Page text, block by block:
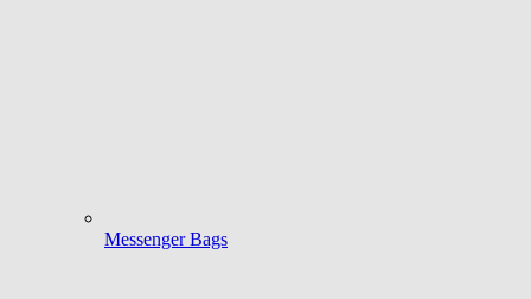
Messenger Bags